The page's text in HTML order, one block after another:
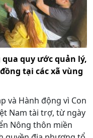
quy ước quản lý,
tại các xã vùng
và Hành động vì Con
Nam tài trợ, từ ngày
Nông thôn miền